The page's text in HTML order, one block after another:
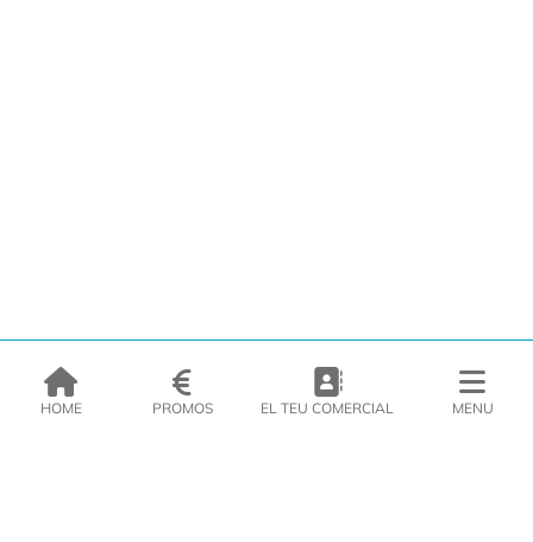
HOME PROMOS EL TEU COMERCIAL MENU